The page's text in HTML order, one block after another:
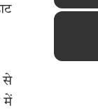
से
में